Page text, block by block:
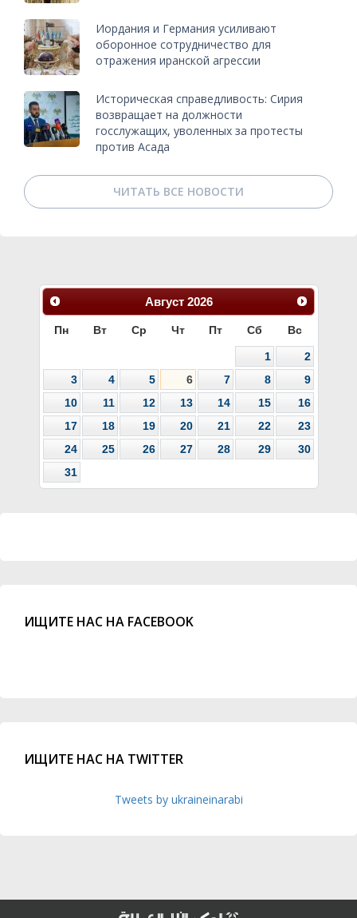
Иордания и Германия усиливают
оборонное сотрудничество для
отражения иранской агрессии
Историческая справедливость: Сирия
возвращает на должности
госслужащих, уволенных за протесты
против Асада
ЧИТАТЬ ВСЕ НОВОСТИ
Август 2026
Пн Вт Ср Чт Пт Сб Вс
1
2
3
4 5 6 7 8
9
10
11 12 13 14 15
16
17
18 19 20 21 22
23
24
25 26 27 28 29
30
31
ИЩИТЕ НАС НА FACEBOOK
ИЩИТЕ НАС НА TWITTER
Tweets by ukraineinarabi